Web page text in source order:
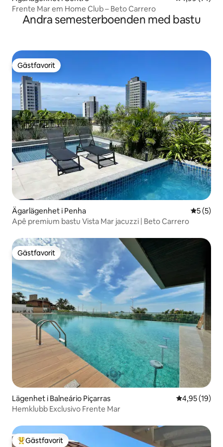
Frente Mar em Home Club – Beto Carrero
Andra semesterboenden med bastu
Gästfavorit
Gästfavorit
Ägarlägenhet i Penha 5 av 5 i
5 (5)
Apê premium bastu Vista Mar jacuzzi | Beto Carrero
Gästfavorit
Gästfavorit
Lägenhet i Balneário Piçarras 4,95 av 5 i
4,95 (19)
Hemklubb Exclusivo Frente Mar
Populär gästfavorit
Gästfavorit